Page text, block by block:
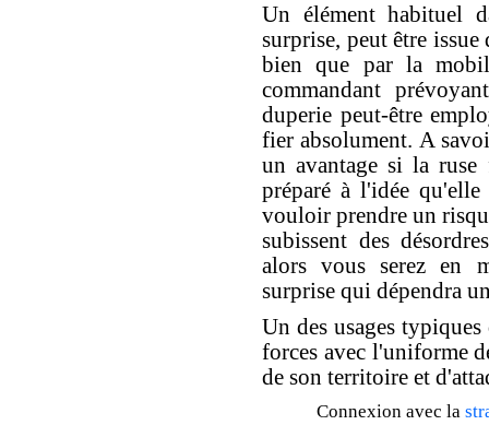
Un élément habituel
surprise, peut être
bien que par la
commandant
duperie peut-être
fier absolument. A
un avantage si la ruse
préparé à l'idée qu'elle
vouloir prendre un
subissent des
alors vous serez en
surprise qui dépendra
Un des usages
forces avec l'uniforme
de son territoire et
Connexion avec la